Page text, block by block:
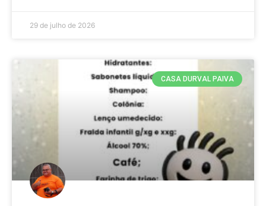
29 de julho de 2026
CASA DURVAL PAIVA